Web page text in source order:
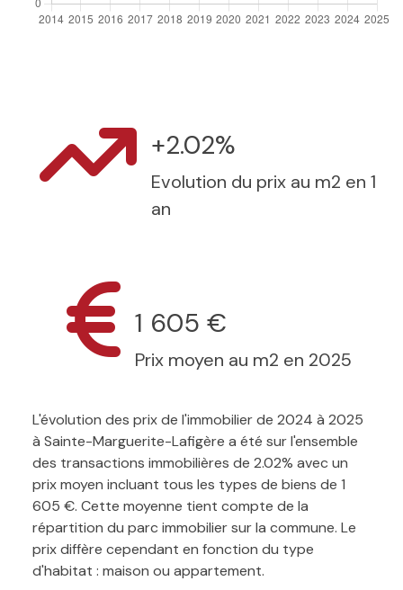
+2.02%
Evolution du prix au m2 en 1
an
1 605 €
Prix moyen au m2 en 2025
L'évolution des prix de l'immobilier de 2024 à 2025
à Sainte-Marguerite-Lafigère a été sur l'ensemble
des transactions immobilières de 2.02% avec un
prix moyen incluant tous les types de biens de 1
605 €. Cette moyenne tient compte de la
répartition du parc immobilier sur la commune. Le
prix diffère cependant en fonction du type
d'habitat : maison ou appartement.